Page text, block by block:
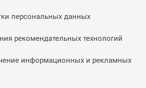
персональных данных
рекомендательных технологий
информационных и рекламных